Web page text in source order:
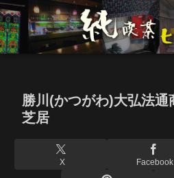
勝川(かつがわ)大弘法通
芝居
X Facebook